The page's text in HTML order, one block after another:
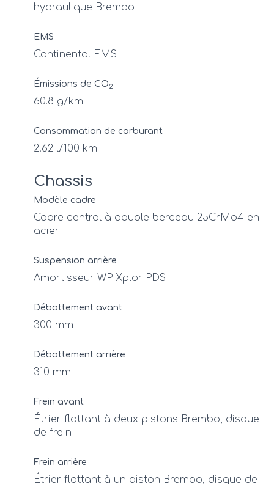
hydraulique Brembo
EMS
Continental EMS
Émissions de CO2
60.8 g/km
Consommation de carburant
2.62 l/100 km
Chassis
Modèle cadre
Cadre central à double berceau 25CrMo4 en
acier
Suspension arrière
Amortisseur WP Xplor PDS
Débattement avant
300 mm
Débattement arrière
310 mm
Frein avant
Étrier flottant à deux pistons Brembo, disque
de frein
Frein arrière
Étrier flottant à un piston Brembo, disque de